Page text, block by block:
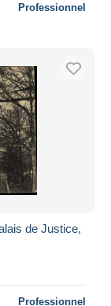
Professionnel
de Justice,
Professionnel